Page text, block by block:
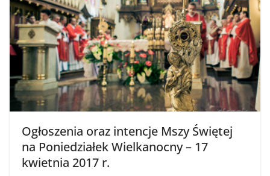
Ogłoszenia oraz intencje Mszy Świętej
na Poniedziałek Wielkanocny – 17
kwietnia 2017 r.